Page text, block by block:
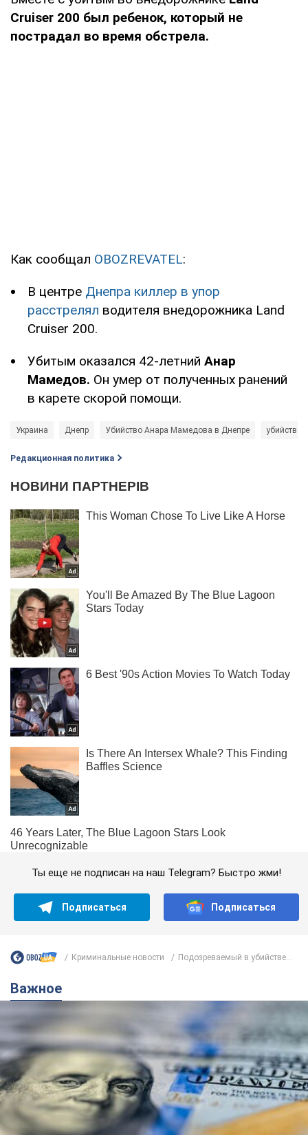
Cruiser 200 был ребенок, который не
пострадал во время обстрела.
Как сообщал OBOZREVATEL:
В центре Днепра киллер в упор
расстрелял водителя внедорожника Land
Cruiser 200.
Убитым оказался 42-летний Анар
Мамедов. Он умер от полученных ранений
в карете скорой помощи.
Украина Днепр Убийство Анара Мамедова в Днепре убийство
Редакционная политика
Ты еще не подписан на наш Telegram? Быстро жми!
Подписаться Подписаться
Криминальные новости Подозреваемый в убийстве...
Важное